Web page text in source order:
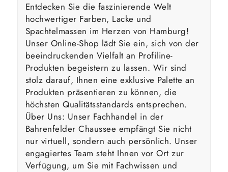
Entdecken Sie die faszinierende Welt
hochwertiger Farben, Lacke und
Spachtelmassen im Herzen von Hamburg!
Unser Online-Shop lädt Sie ein, sich von der
beeindruckenden Vielfalt an Profiline-
Produkten begeistern zu lassen. Wir sind
stolz darauf, Ihnen eine exklusive Palette an
Produkten präsentieren zu können, die
höchsten Qualitätsstandards entsprechen.
Über Uns: Unser Fachhandel in der
Bahrenfelder Chaussee empfängt Sie nicht
nur virtuell, sondern auch persönlich. Unser
engagiertes Team steht Ihnen vor Ort zur
Verfügung, um Sie mit Fachwissen und